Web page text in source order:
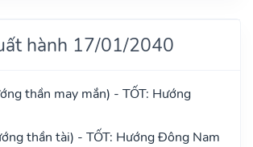
hành 17/01/2040
thần may mắn) - TỐT: Hướng
thần tài) - TỐT: Hướng Đông Nam